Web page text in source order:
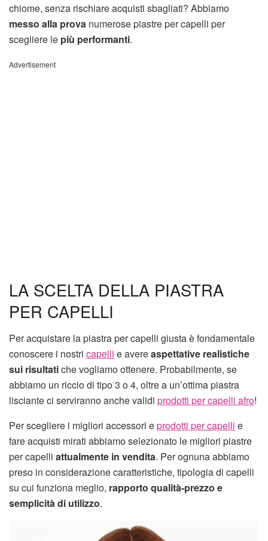
chiome, senza rischiare acquisti sbagliati? Abbiamo
messo alla prova numerose piastre per capelli per
scegliere le più performanti.
Advertisement
LA SCELTA DELLA PIASTRA
PER CAPELLI
Per acquistare la piastra per capelli giusta è fondamentale
conoscere i nostri capelli e avereaspettative realistiche
sui risultatiche vogliamo ottenere. Probabilmente, se
abbiamo un riccio di tipo 3 o 4, oltre a un’ottima piastra
lisciante ci serviranno anche validi prodotti per capelli afro!
Per scegliere i migliori accessori eprodotti per capelli e
fare acquisti mirati abbiamo selezionato le migliori piastre
per capelli attualmente in vendita. Per ognuna abbiamo
preso in considerazione caratteristiche, tipologia di capelli
su cui funziona meglio, rapporto qualità-prezzo e
semplicità di utilizzo.